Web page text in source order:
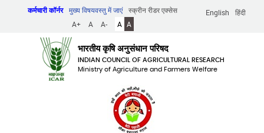
English हिंदी
कर्मचारी कॉर्नर मुख्य विषयवस्तु में जाएं
स्क्रीन रीडर एक्सेस
A+
A A- A A
भारतीय कृषि अनुसंधान परिषद
INDIAN COUNCIL OF AGRICULTURAL RESEARCH
Ministry of Agriculture and Farmers Welfare